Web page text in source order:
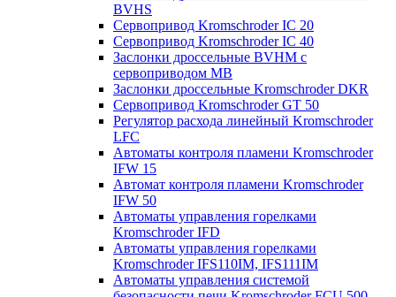
BVHS
Сервопривод Kromschroder IC 20
Сервопривод Kromschroder IC 40
Заслонки дроссельные BVHM с
сервоприводом МВ
Заслонки дроссельные Kromschroder DKR
Cервопривод Kromschroder GT 50
Регулятор расхода линейный Kromschroder
LFC
Автоматы контроля пламени Kromschroder
IFW 15
Автомат контроля пламени Kromschroder
IFW 50
Автоматы управления горелками
Kromschroder IFD
Автоматы управления горелками
Kromschroder IFS110IM, IFS111IM
Автоматы управления системой